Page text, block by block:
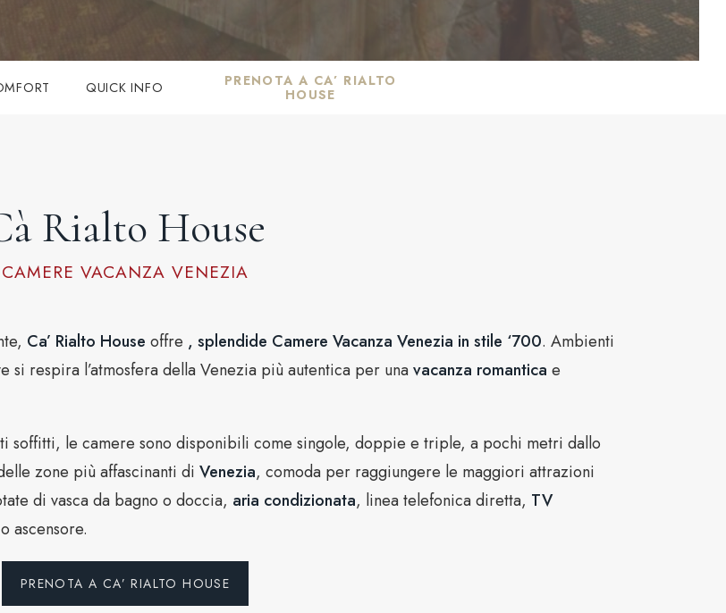
QUICK INFO
PRENOTA A CA’ RIALTO
HOUSE
Rialto House
CAMERE VACANZA VENEZIA
Ca’ Rialto House offre , splendide Camere Vacanza Venezia in stile ‘700. Ambienti
respira l’atmosfera della Venezia più autentica per unavacanza romantica e
soffitti, le camere sono disponibili come singole, doppie e triple, a pochi metri dallo
zone più affascinanti di Venezia, comoda per raggiungere le maggiori attrazioni
di vasca da bagno o doccia, aria condizionata, linea telefonica diretta, TV
ascensore.
PRENOTA A CA’ RIALTO HOUSE